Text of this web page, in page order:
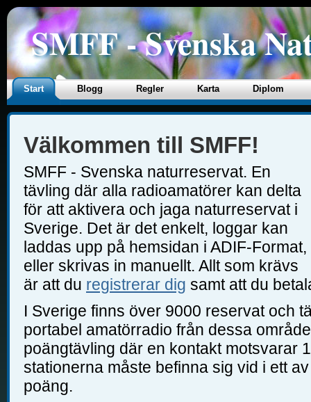
SMFF - Svenska
Start Blogg Regler Karta Diplom
Välkommen till SMFF!
SMFF - Svenska naturreservat. En
tävling där alla radioamatörer kan delta
för att aktivera och jaga naturreservat i
Sverige. Det är det enkelt, loggar kan
laddas upp på hemsidan i ADIF-Format,
eller skrivas in manuellt. Allt som krävs
är att du registrerar dig samt att du
I Sverige finns över 9000 reservat och
portabel amatörradio från dessa
poängtävling där en kontakt motsvarar
stationerna måste befinna sig vid i ett
poäng.